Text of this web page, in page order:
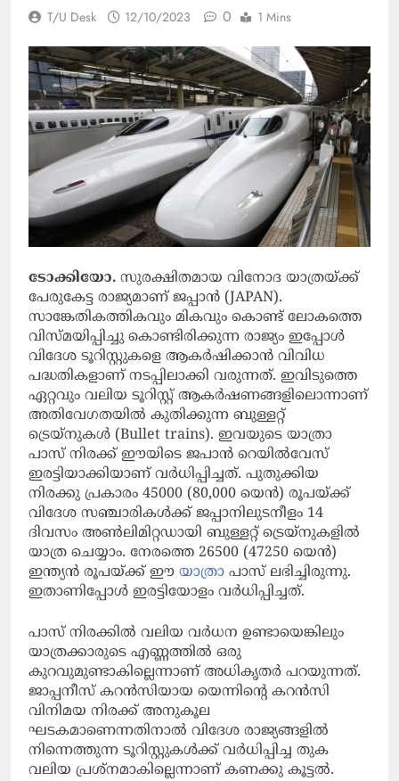
T/U Desk 12/10/2023 0 1 Mins
ടോക്കിയോ. സുരക്ഷിതമായ വിനോദ യാത്രയ്ക്ക്
പേരുകേട്ട രാജ്യമാണ് ജപ്പാന്‍ (JAPAN).
സാങ്കേതികത്തികവും മികവും കൊണ്ട് ലോകത്തെ
വിസ്മയിപ്പിച്ചു കൊണ്ടിരിക്കുന്ന രാജ്യം ഇപ്പോള്‍
വിദേശ ടൂറിസ്റ്റുകളെ ആകര്‍ഷിക്കാന്‍ വിവിധ
പദ്ധതികളാണ് നടപ്പിലാക്കി വരുന്നത്. ഇവിടുത്തെ
ഏറ്റവും വലിയ ടൂറിസ്റ്റ് ആകര്‍ഷണങ്ങളിലൊന്നാണ്
അതിവേഗതയില്‍ കുതിക്കുന്ന ബുള്ളറ്റ്
ട്രെയ്‌നുകള്‍ (Bullet trains). ഇവയുടെ യാത്രാ
പാസ് നിരക്ക് ഈയിടെ ജപാന്‍ റെയില്‍വേസ്
ഇരട്ടിയാക്കിയാണ് വര്‍ധിപ്പിച്ചത്. പുതുക്കിയ
നിരക്കു പ്രകാരം 45000 (80,000 യെന്‍) രൂപയ്ക്ക്
വിദേശ സഞ്ചാരികള്‍ക്ക് ജപ്പാനിലുടനീളം 14
ദിവസം അണ്‍ലിമിറ്റഡായി ബുള്ളറ്റ് ട്രെയ്‌നുകളില്‍
യാത്ര ചെയ്യാം. നേരത്തെ 26500 (47250 യെന്‍)
ഇന്ത്യന്‍ രൂപയ്ക്ക് ഈ യാത്രാ പാസ് ലഭിച്ചിരുന്നു.
ഇതാണിപ്പോള്‍ ഇരട്ടിയോളം വര്‍ധിപ്പിച്ചത്.
പാസ് നിരക്കില്‍ വലിയ വര്‍ധന ഉണ്ടായെങ്കിലും
യാത്രക്കാരുടെ എണ്ണത്തില്‍ ഒരു
കുറവുമുണ്ടാകില്ലെന്നാണ് അധികൃതര്‍ പറയുന്നത്.
ജാപ്പനീസ് കറന്‍സിയായ യെന്നിന്റെ കറന്‍സി
വിനിമയ നിരക്ക് അനുകൂല
ഘടകമാണെന്നതിനാല്‍ വിദേശ രാജ്യങ്ങളില്‍
നിന്നെത്തുന്ന ടൂറിസ്റ്റുകള്‍ക്ക് വര്‍ധിപ്പിച്ച തുക
വലിയ പ്രശ്‌നമാകില്ലെന്നാണ് കണക്കു കൂട്ടല്‍.